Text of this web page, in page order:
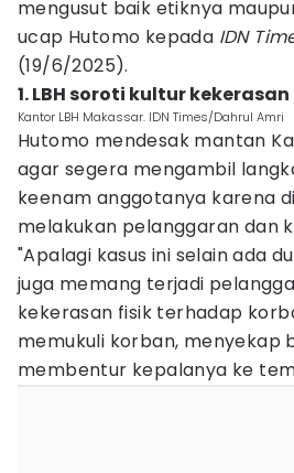
mengusut baik etiknya
ucap Hutomo kepada IDN
(19/6/2025).
1. LBH soroti kultur
Kantor LBH Makassar. IDN Times/Dahrul Amri
Hutomo mendesak mantan
agar segera mengambil
keenam anggotanya karena
melakukan pelanggaran dan
"Apalagi kasus ini selain ada
juga memang terjadi
kekerasan fisik terhadap
memukuli korban, menyekap
membentur kepalanya ke